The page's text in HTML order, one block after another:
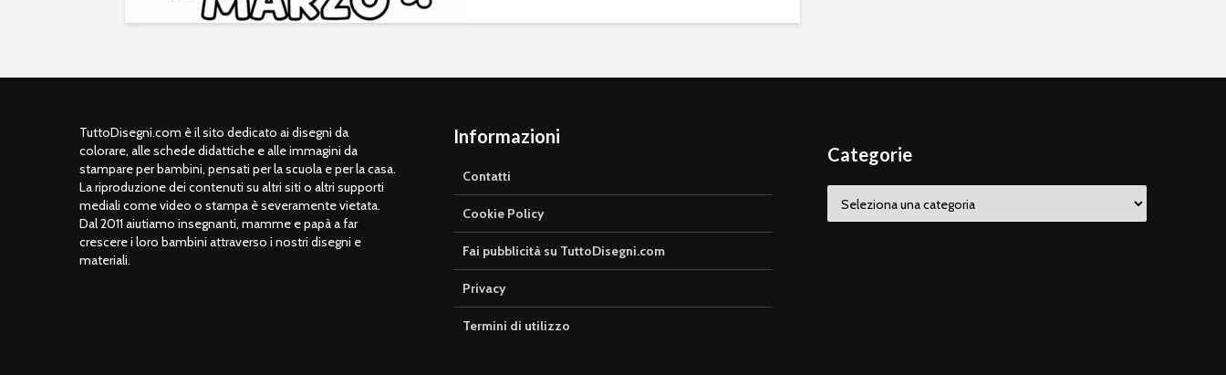
TuttoDisegni.com è il sito dedicato ai disegni da
colorare, alle schede didattiche e alle immagini da
stampare per bambini, pensati per la scuola e per la casa.
La riproduzione dei contenuti su altri siti o altri supporti
mediali come video o stampa è severamente vietata.
Dal 2011 aiutiamo insegnanti, mamme e papà a far
crescere i loro bambini attraverso i nostri disegni e
materiali.
Informazioni
Contatti
Cookie Policy
Fai pubblicità su TuttoDisegni.com
Privacy
Termini di utilizzo
Categorie